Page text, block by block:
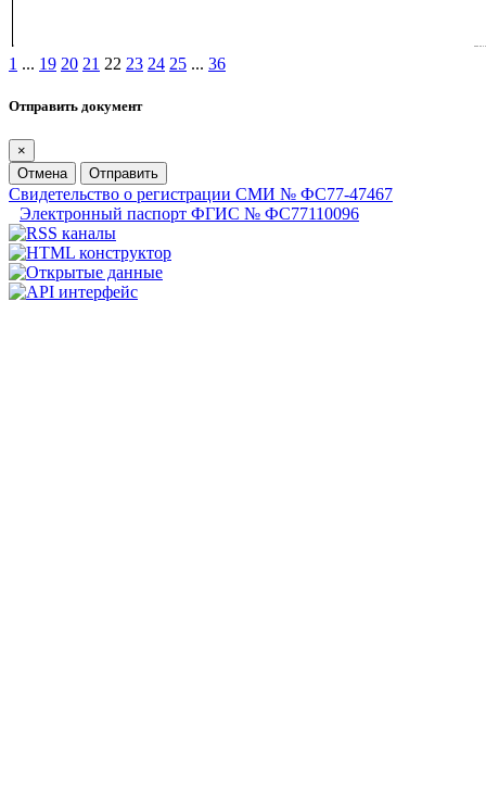
1 ... 19 20 21 22 23 24 25 ... 36
Отправить документ
×
Отмена
Отправить
Свидетельство о регистрации СМИ № ФС77-47467
Электронный паспорт ФГИС № ФС77110096